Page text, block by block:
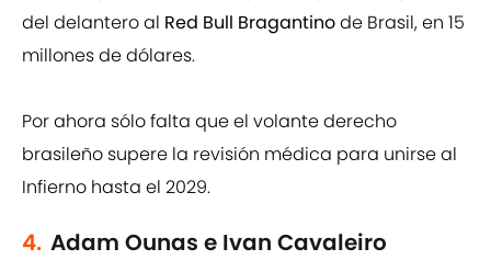
del delantero al Red Bull Bragantinode Brasil, en 15
millones de dólares.
Por ahora sólo falta que el volante derecho
brasileño supere la revisión médica para unirse al
Infierno hasta el 2029.
4. Adam Ounas e Ivan Cavaleiro